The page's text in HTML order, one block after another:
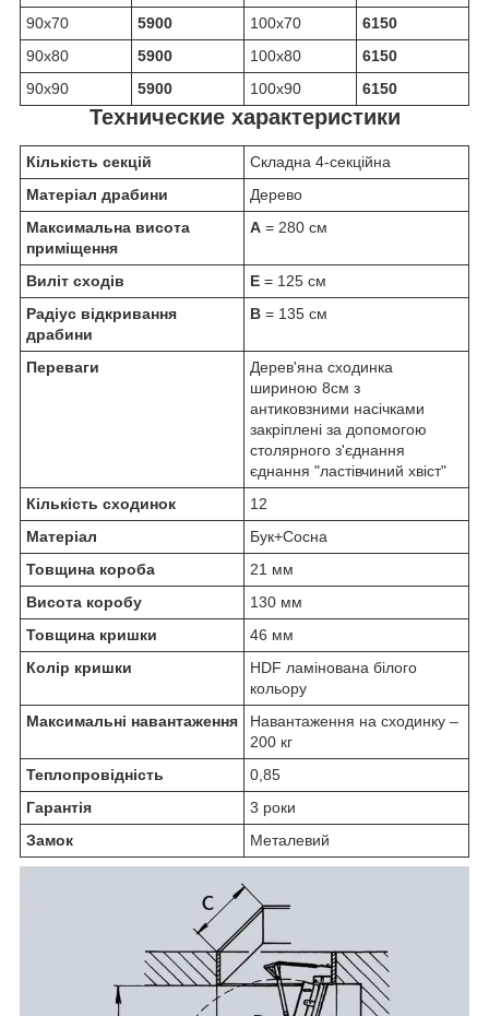
90х70
5900 100х70
6150
90х80
5900 100х80
6150
90х90
5900 100х90 6150
Технические характеристики
Кількість секцій
Складна 4-секційна
Матеріал драбини
Дерево
Максимальна висота
приміщення
A = 280 см
Виліт сходів E = 125 см
Радіус відкривання
драбини
B = 135 см
Переваги
Дерев'яна сходинка
шириною 8см з
антиковзними насічками
закріплені за допомогою
столярного з'єднання
єднання "ластівчиний хвіст"
Кількість сходинок
12
Матеріал
Бук+Сосна
Товщина короба
21 мм
Висота коробу
130 мм
Товщина кришки
46 мм
Колір кришки
HDF ламінована білого
кольору
Максимальні навантаження
Навантаження на сходинку –
200 кг
Теплопровідність
0,85
Гарантія
3 роки
Замок
Металевий